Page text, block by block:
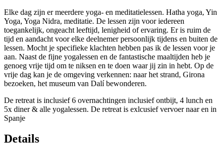
Elke dag zijn er meerdere yoga- en meditatielessen. Hatha yoga, Yin
Yoga, Yoga Nidra, meditatie. De lessen zijn voor iedereen
toegankelijk, ongeacht leeftijd, lenigheid of ervaring. Er is ruim de
tijd en aandacht voor elke deelnemer persoonlijk tijdens en buiten de
lessen. Mocht je specifieke klachten hebben pas ik de lessen voor je
aan. Naast de fijne yogalessen en de fantastische maaltijden heb je
genoeg vrije tijd om te niksen en te doen waar jij zin in hebt. Op de
vrije dag kan je de omgeving verkennen: naar het strand, Girona
bezoeken, het museum van Dalí bewonderen.
De retreat is inclusief 6 overnachtingen inclusief ontbijt, 4 lunch en
5x diner & alle yogalessen. De retreat is exlcusief vervoer naar en in
Spanje
Details